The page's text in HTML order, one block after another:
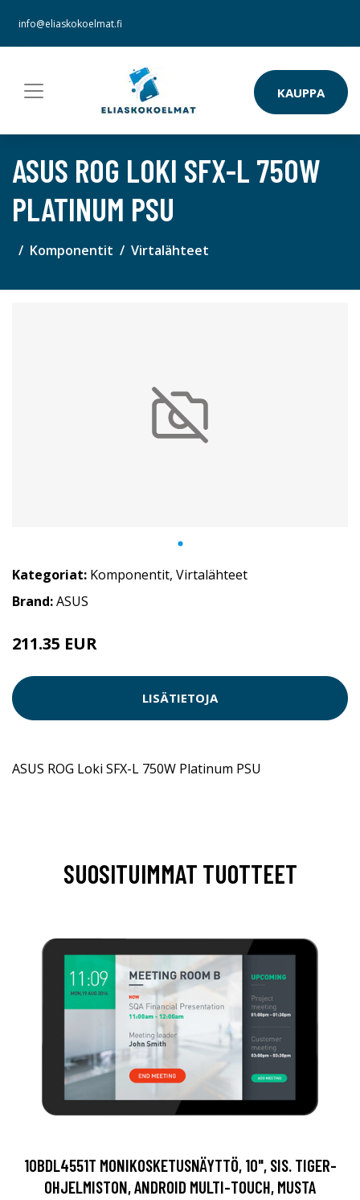
info@eliaskokoelmat.fi
KAUPPA
ASUS ROG LOKI SFX-L 750W
PLATINUM PSU
Komponentit Virtalähteet
Kategoriat: Komponentit, Virtalähteet
Brand:ASUS
211.35 EUR
LISÄTIETOJA
ASUS ROG Loki SFX-L 750W Platinum PSU
SUOSITUIMMAT TUOTTEET
10BDL4551T MONIKOSKETUSNÄYTTÖ, 10", SIS. TIGER-
OHJELMISTON, ANDROID MULTI-TOUCH, MUSTA